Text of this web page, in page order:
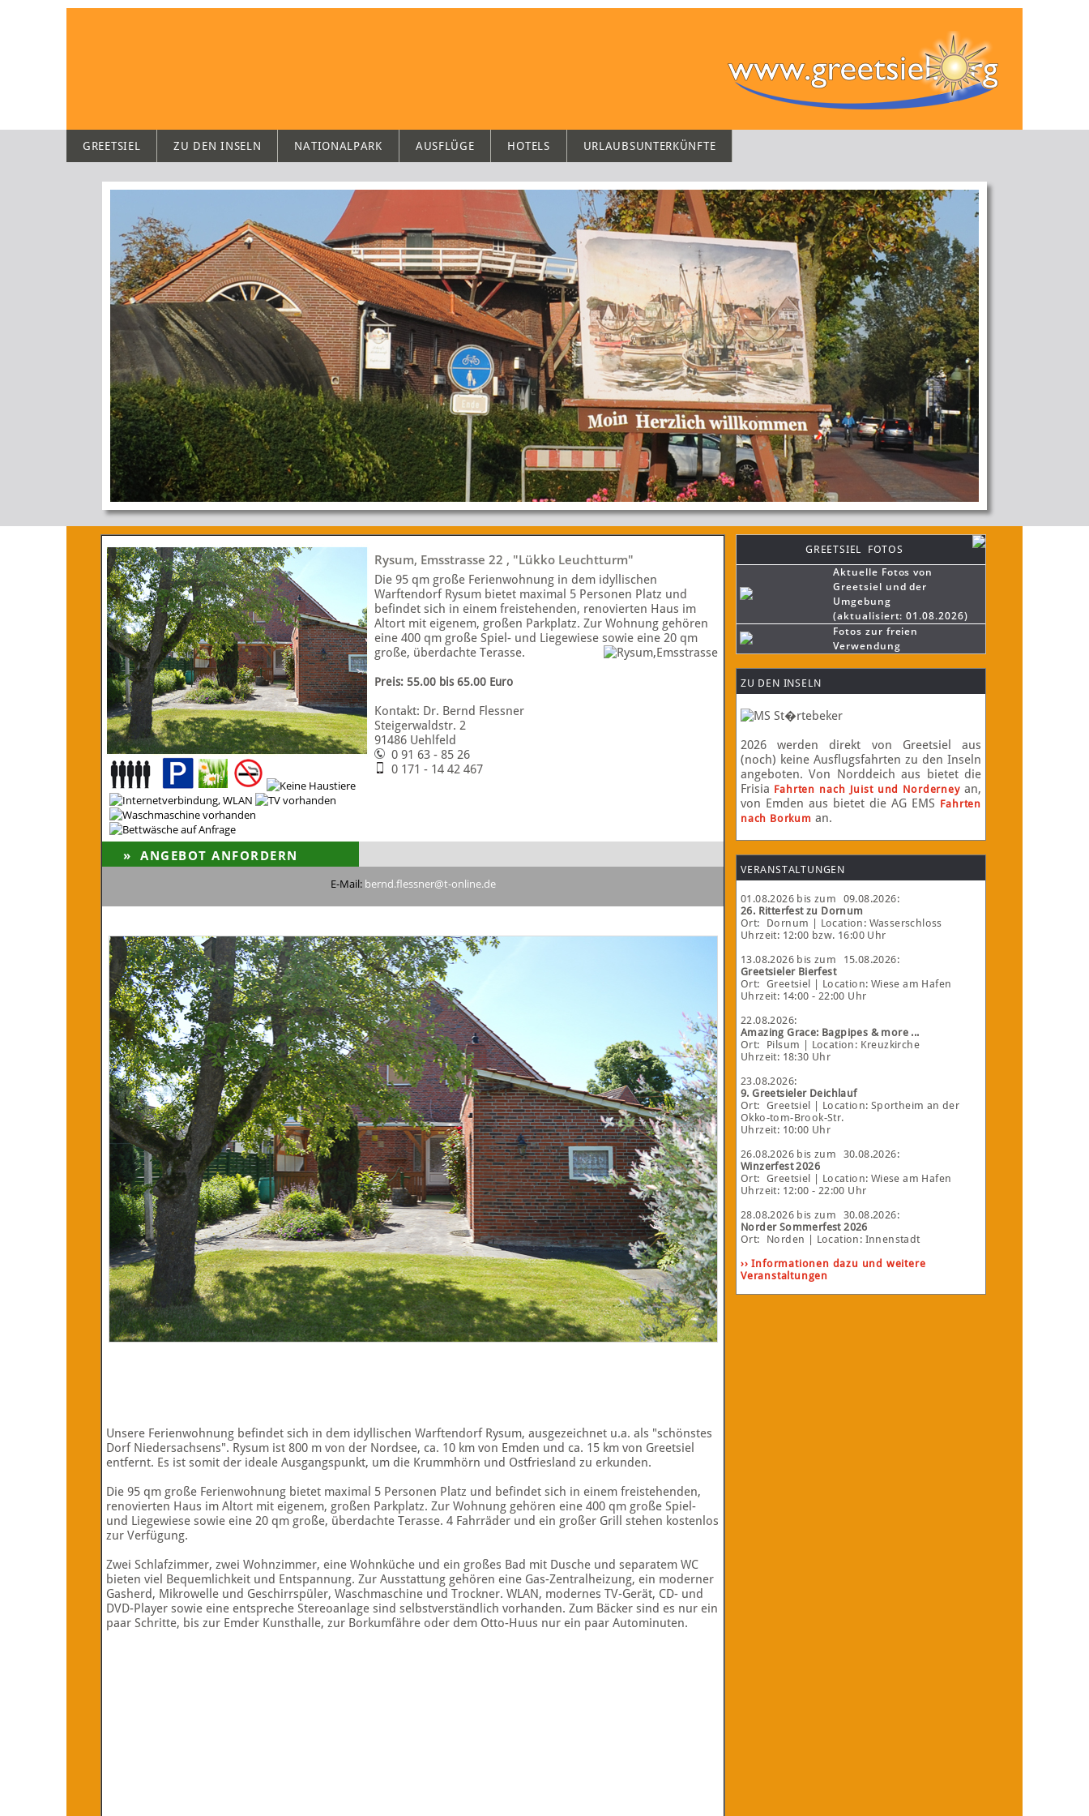
GREETSIEL ZU DEN INSELN NATIONALPARK AUSFLÜGE HOTELS URLAUBSUNTERKÜNFTE
Rysum, Emsstrasse 22 , "Lükko Leuchtturm"
Die 95 qm große Ferienwohnung in dem idyllischen
Warftendorf Rysum bietet maximal 5 Personen Platz und
befindet sich in einem freistehenden, renovierten Haus im
Altort mit eigenem, großen Parkplatz. Zur Wohnung gehören
eine 400 qm große Spiel- und Liegewiese sowie eine 20 qm
große, überdachte Terasse.
Preis: 55.00 bis 65.00 Euro
Kontakt: Dr. Bernd Flessner
Steigerwaldstr. 2
91486 Uehlfeld
0 91 63 - 85 26
0 171 - 14 42 467
E-Mail: bernd.flessner@t-online.de
Unsere Ferienwohnung befindet sich in dem idyllischen Warftendorf Rysum, ausgezeichnet u.a. als "schönstes
Dorf Niedersachsens". Rysum ist 800 m von der Nordsee, ca. 10 km von Emden und ca. 15 km von Greetsiel
entfernt. Es ist somit der ideale Ausgangspunkt, um die Krummhörn und Ostfriesland zu erkunden.
Die 95 qm große Ferienwohnung bietet maximal 5 Personen Platz und befindet sich in einem freistehenden,
renovierten Haus im Altort mit eigenem, großen Parkplatz. Zur Wohnung gehören eine 400 qm große Spiel-
und Liegewiese sowie eine 20 qm große, überdachte Terasse. 4 Fahrräder und ein großer Grill stehen kostenlos
zur Verfügung.
Zwei Schlafzimmer, zwei Wohnzimmer, eine Wohnküche und ein großes Bad mit Dusche und separatem WC
bieten viel Bequemlichkeit und Entspannung. Zur Ausstattung gehören eine Gas-Zentralheizung, ein moderner
Gasherd, Mikrowelle und Geschirrspüler, Waschmaschine und Trockner. WLAN, modernes TV-Gerät, CD- und
DVD-Player sowie eine entspreche Stereoanlage sind selbstverständlich vorhanden. Zum Bäcker sind es nur ein
paar Schritte, bis zur Emder Kunsthalle, zur Borkumfähre oder dem Otto-Huus nur ein paar Autominuten.
GREETSIEL FOTOS
Aktuelle Fotos von
Greetsiel und der
Umgebung
(aktualisiert: 01.08.2026)
Fotos zur freien
Verwendung
ZU DEN INSELN
2026 werden direkt von Greetsiel aus
(noch) keine Ausflugsfahrten zu den Inseln
angeboten. Von Norddeich aus bietet die
Frisia Fahrten nach Juist und Norderneyan,
von Emden aus bietet die AG EMS Fahrten
nach Borkum an.
VERANSTALTUNGEN
01.08.2026 bis zum 09.08.2026:
26. Ritterfest zu Dornum
Ort:
Dornum | Location: Wasserschloss
Uhrzeit: 12:00 bzw. 16:00 Uhr
13.08.2026 bis zum 15.08.2026:
Greetsieler Bierfest
Ort: Greetsiel
| Location: Wiese am Hafen
Uhrzeit: 14:00 - 22:00 Uhr
22.08.2026:
Amazing Grace: Bagpipes & more ...
Ort:
Pilsum | Location: Kreuzkirche
Uhrzeit: 18:30 Uhr
23.08.2026:
9. Greetsieler Deichlauf
Ort: Greetsiel
| Location: Sportheim an der
Okko-tom-Brook-Str.
Uhrzeit: 10:00 Uhr
26.08.2026 bis zum 30.08.2026:
Winzerfest 2026
Ort: Greetsiel
| Location: Wiese am Hafen
Uhrzeit: 12:00 - 22:00 Uhr
28.08.2026 bis zum 30.08.2026:
Norder Sommerfest 2026
Ort:
Norden | Location: Innenstadt
›› Informationen dazu und weitere
Veranstaltungen